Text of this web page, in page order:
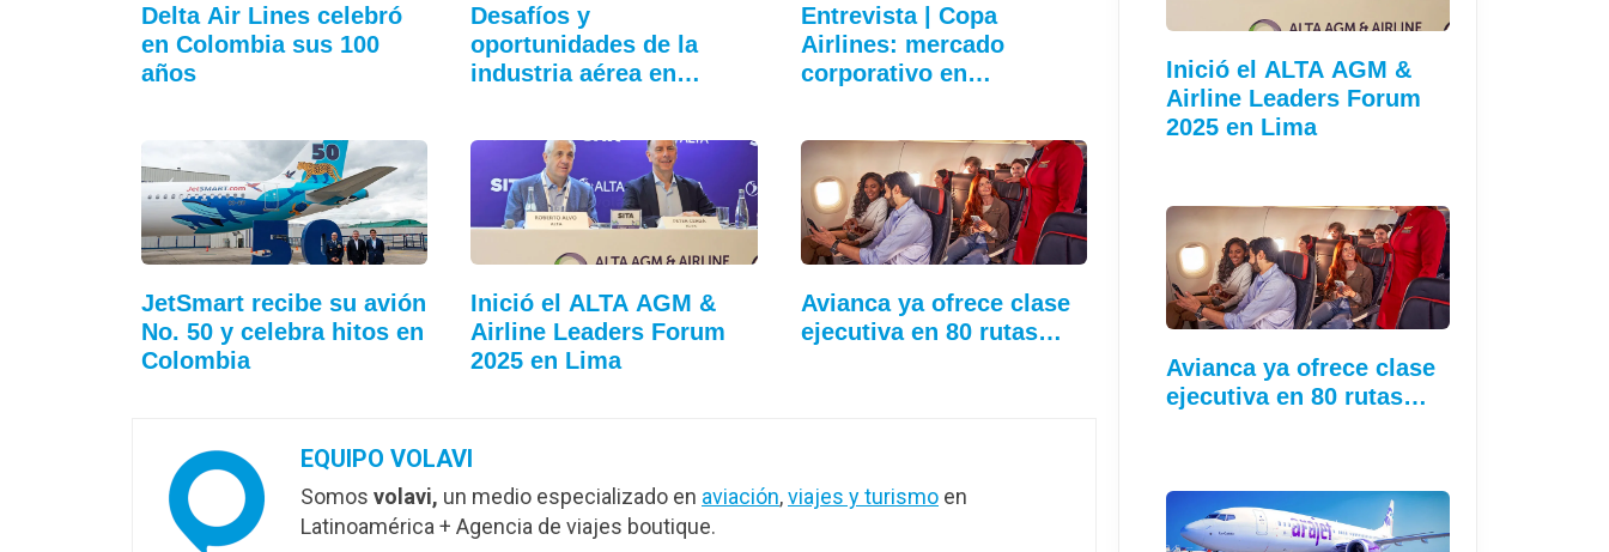
Delta Air Lines celebró
en Colombia sus 100
años
Desafíos y
oportunidades de la
industria aérea en…
Entrevista | Copa
Airlines: mercado
corporativo en…
JetSmart recibe su avión
No. 50 y celebra hitos en
Colombia
Inició el ALTA AGM &
Airline Leaders Forum
2025 en Lima
Avianca ya ofrece clase
ejecutiva en 80 rutas…
EQUIPO VOLAVI
Somos volavi, un medio especializado en aviación,viajes y turismo en
Latinoamérica + Agencia de viajes boutique.
Inició el ALTA AGM &
Airline Leaders Forum
2025 en Lima
Avianca ya ofrece clase
ejecutiva en 80 rutas…